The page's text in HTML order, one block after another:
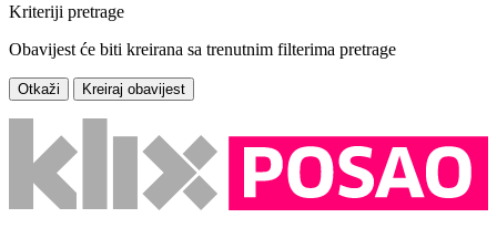
Kriteriji pretrage
Obavijest će biti kreirana sa trenutnim filterima pretrage
Otkaži Kreiraj obavijest